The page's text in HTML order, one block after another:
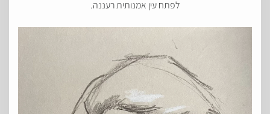
לפתח עין אמנותית רעננה.